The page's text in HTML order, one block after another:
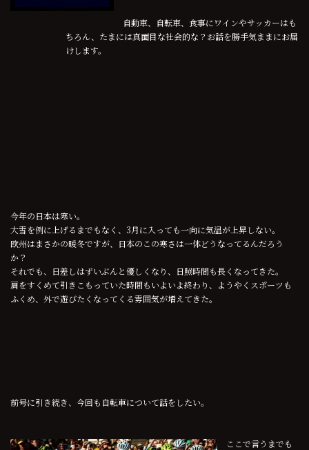
自動車、自転車、食事にワインやサッカーはも
ちろん、たまには真面目な社会的な？お話を勝手気ままにお届
けします。
今年の日本は寒い。
大雪を例に上げるまでもなく、3月に入っても一向に気温が上昇しない。
欧州はまさかの暖冬ですが、日本のこの寒さは一体どうなってるんだろう
か？
それでも、日差しはずいぶんと優しくなり、日照時間も長くなってきた。
肩をすくめて引きこもっていた時間もいよいよ終わり、ようやくスポーツも
ふくめ、外で遊びたくなってくる雰囲気が増えてきた。
前号に引き続き、今回も自転車について話をしたい。
ここで言うまでも